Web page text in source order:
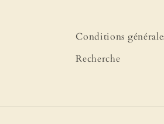
Conditions
Recherche